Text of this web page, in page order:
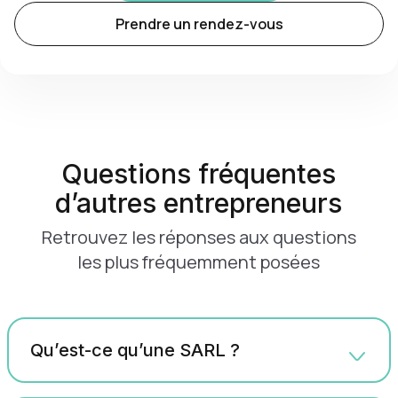
Prendre un rendez-vous
Questions fréquentes
d’autres entrepreneurs
Retrouvez les réponses aux questions
les plus fréquemment posées
Qu’est-ce qu’une SARL ?